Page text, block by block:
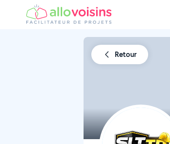
Retour